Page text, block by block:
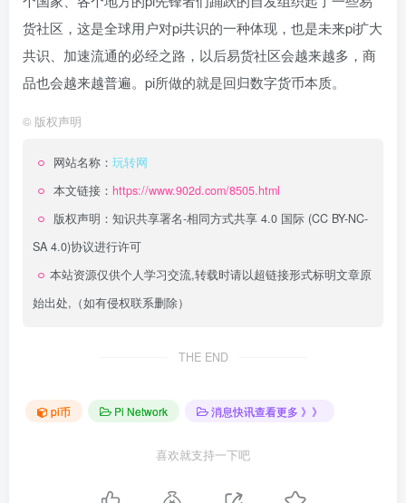
货社区，这是全球用户对pi共识的一种体现，也是未来pi扩大
共识、加速流通的必经之路，以后易货社区会越来越多，商
品也会越来越普遍。pi所做的就是回归数字货币本质。
© 版权声明
网站名称： 玩转网
本文链接： https://www.902d.com/8505.html
版权声明： 知识共享署名-相同方式共享 4.0 国际 (CC BY-NC-
SA 4.0)协议进行许可
本站资源仅供个人学习交流,转载时请以超链接形式标明文章原
始出处,（如有侵权联系删除）
THE END
pi币 Pi Network 消息快讯查看更多 》》
喜欢就支持一下吧